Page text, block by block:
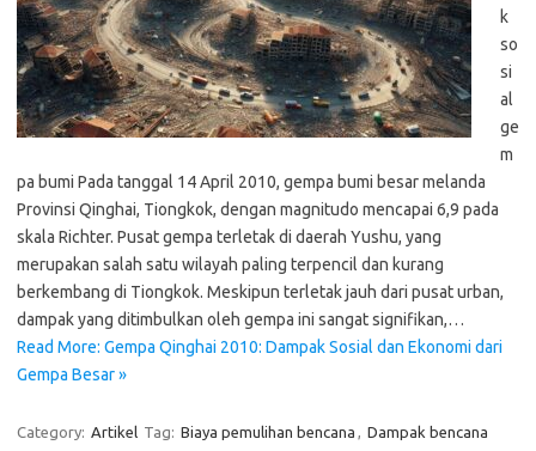
k
so
si
al
ge
m
pa bumi Pada tanggal 14 April 2010, gempa bumi besar melanda
Provinsi Qinghai, Tiongkok, dengan magnitudo mencapai 6,9 pada
skala Richter. Pusat gempa terletak di daerah Yushu, yang
merupakan salah satu wilayah paling terpencil dan kurang
berkembang di Tiongkok. Meskipun terletak jauh dari pusat urban,
dampak yang ditimbulkan oleh gempa ini sangat signifikan,…
Read More: Gempa Qinghai 2010: Dampak Sosial dan Ekonomi dari
Gempa Besar »
Category: Artikel Tag: Biaya pemulihan bencana , Dampak bencana